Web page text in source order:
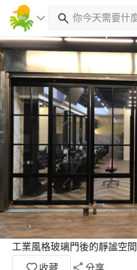
工業風格玻璃門後的靜謐空間
收藏
分享